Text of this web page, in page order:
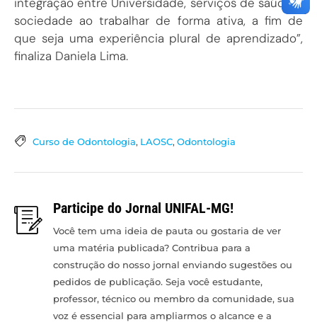
sociedade ao trabalhar de forma ativa, a fim de
que seja uma experiência plural de aprendizado”,
finaliza Daniela Lima.
Curso de Odontologia, LAOSC, Odontologia
Participe do Jornal UNIFAL-MG!
Você tem uma ideia de pauta ou gostaria de ver
uma matéria publicada? Contribua para a
construção do nosso jornal enviando sugestões ou
pedidos de publicação. Seja você estudante,
professor, técnico ou membro da comunidade, sua
voz é essencial para ampliarmos o alcance e a